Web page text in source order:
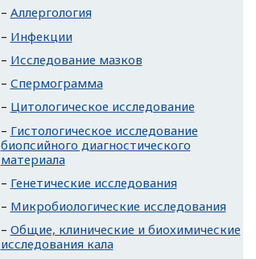
Аллергология
Инфекции
Исследование мазков
Спермограмма
Цитологическое исследование
Гистологическое исследование
биопсийного диагностического
материала
Генетические исследования
Микробиологические исследования
Общие, клинические и биохимические
исследования кала